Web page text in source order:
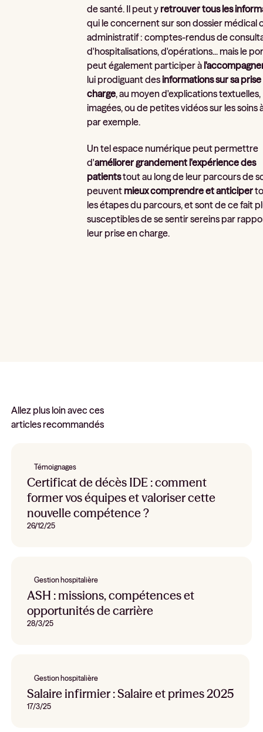
de santé. Il peut y retrouver tous les
qui le concernent sur son dossier médical
administratif : comptes-rendus de
d'hospitalisations, d'opérations... mais le
peut également participer à
lui prodiguant desinformations sur sa
charge, au moyen d'explications textuelles,
imagées, ou de petites vidéos sur les soins
par exemple.
Un tel espace numérique peut permettre
d'améliorer grandement l'expérience des
patientstout au long de leur parcours de
peuvent mieux comprendre et anticiper
les étapes du parcours, et sont de ce fait
susceptibles de se sentir sereins par
leur prise en charge.
Allez plus loin avec ces
articles recommandés
Témoignages
Certificat de décès IDE : comment
former vos équipes et valoriser cette
nouvelle compétence ?
26/12/25
Gestion hospitalière
ASH : missions, compétences et
opportunités de carrière
28/3/25
Gestion hospitalière
Salaire infirmier : Salaire et primes 2025
17/3/25